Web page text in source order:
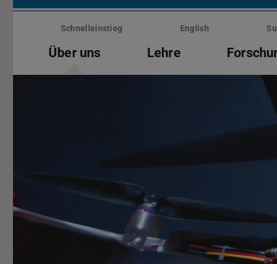
Menü
überspringenSchnelleinstieg English
Über uns Lehre